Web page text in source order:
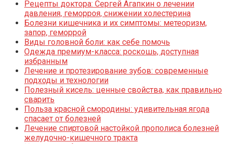
Рецепты доктора: Сергей Агапкин о лечении
давления, геморроя, снижении холестерина
Болезни кишечника и их симптомы: метеоризм,
запор, геморрой
Виды головной боли: как себе помочь
Одежда премиум-класса: роскошь, доступная
избранным
Лечение и протезирование зубов: современные
подходы и технологии
Полезный кисель: ценные свойства, как правильно
сварить
Польза красной смородины: удивительная ягода
спасает от болезней
Лечение спиртовой настойкой прополиса болезней
желудочно-кишечного тракта